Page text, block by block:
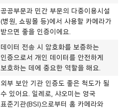
공공부문과 민간 부문의 다중이용시설
(병원, 쇼핑몰 등)에서 사용할 카메라가
받으면 좋을 인증이에요.
데이터 전송 시 암호화를 보증하는
인증으로서 개인 데이터를 안전하게
보호하는 데에 중요한 역할을 해요.
외부 보안 기관 인증도 좋은 척도가 될
수 있어요. 일례로, 샤오미는 영국
표준기관(BSI)으로부터 홈 카메라와